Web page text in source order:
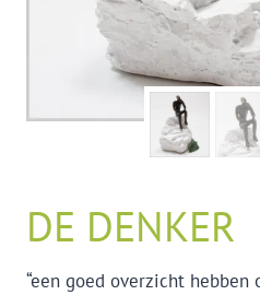
DE DENKER
“een goed overzicht hebben